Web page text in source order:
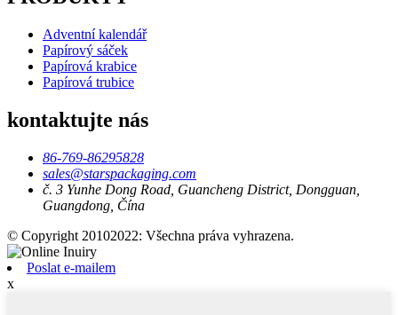
Adventní kalendář
Papírový sáček
Papírová krabice
Papírová trubice
kontaktujte nás
86-769-86295828
sales@starspackaging.com
č. 3 Yunhe Dong Road, Guancheng District, Dongguan,
Guangdong, Čína
© Copyright 20102022: Všechna práva vyhrazena.
Poslat e-mailem
x